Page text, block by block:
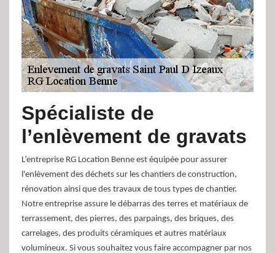
Spécialiste de
l’enlèvement de gravats
L’entreprise RG Location Benne est équipée pour assurer
l'enlèvement des déchets sur les chantiers de construction,
rénovation ainsi que des travaux de tous types de chantier.
Notre entreprise assure le débarras des terres et matériaux de
terrassement, des pierres, des parpaings, des briques, des
carrelages, des produits céramiques et autres matériaux
volumineux. Si vous souhaitez vous faire accompagner par nos